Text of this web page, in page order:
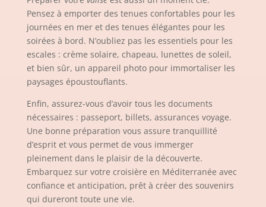
Pensez à emporter des tenues confortables pour les
journées en mer et des tenues élégantes pour les
soirées à bord. N’oubliez pas les essentiels pour les
escales : crème solaire, chapeau, lunettes de soleil,
et bien sûr, un appareil photo pour immortaliser les
paysages époustouflants.
Enfin, assurez-vous d’avoir tous les documents
nécessaires : passeport, billets, assurances voyage.
Une bonne préparation vous assure tranquillité
d’esprit et vous permet de vous immerger
pleinement dans le plaisir de la découverte.
Embarquez sur votre croisière en Méditerranée avec
confiance et anticipation, prêt à créer des souvenirs
qui dureront toute une vie.